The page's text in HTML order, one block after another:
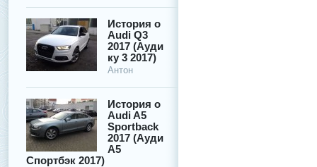
История о
Audi Q3
2017 (Ауди
ку 3 2017)
Антон
История о
Audi A5
Sportback
2017 (Ауди
А5
Спортбэк 2017)